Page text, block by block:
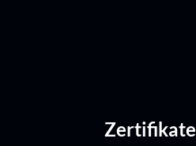
Zertifikate